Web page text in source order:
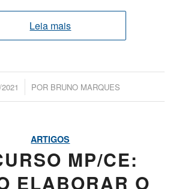
Leia mais
POR BRUNO MARQUES
ARTIGOS
MP/CE:
ELABORAR O